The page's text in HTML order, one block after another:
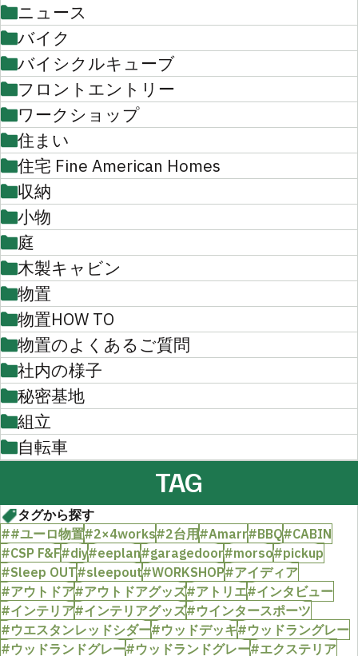
ニュース
バイク
バイシクルキューブ
フロントエントリー
ワークショップ
住まい
住宅 Fine American Homes
収納
小物
庭
木製キャビン
物置
物置HOW TO
物置のよくあるご質問
社内の様子
秘密基地
組立
自転車
TAG
タグから探す
##ユーロ物置#2×4works#2台用#Amarr#BBQ#CABIN
#CSP F&F#diy#eeplan#garagedoor#morso#pickup
#Sleep OUT#sleepout#WORKSHOP#アイディア
#アウトドア#アウトドアグッズ#アトリエ#インタビュー
#インテリア#インテリアグッズ#ウインタースポーツ
#ウエスタンレッドシダー#ウッドデッキ#ウッドラングレー
#ウッドランドグレー#ウッドランドグレー#エクステリア